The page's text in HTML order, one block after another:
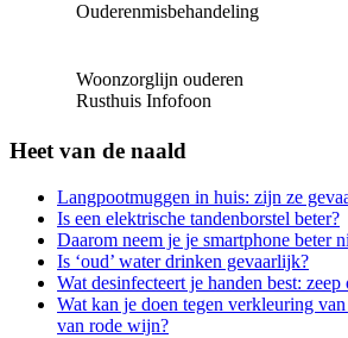
Ouderenmisbehandeling
Woonzorglijn ouderen
Rusthuis Infofoon
Heet van de naald
Langpootmuggen in huis: zijn ze
Is een elektrische tandenborstel beter?
Daarom neem je je smartphone beter
Is ‘oud’ water drinken gevaarlijk?
Wat desinfecteert je handen best:
Wat kan je doen tegen verkleuring
van rode wijn?